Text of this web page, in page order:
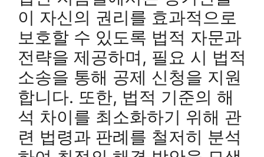
이 자신의 권리를 효과적으로
보호할 수 있도록 법적 자문과
전략을 제공하며, 필요 시 법적
소송을 통해 공제 신청을 지원
합니다. 또한, 법적 기준의 해
석 차이를 최소화하기 위해 관
련 법령과 판례를 철저히 분석